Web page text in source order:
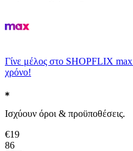
Γίνε μέλος στο SHOPFLIX max
χρόνο!
Ισχύουν όροι & προϋποθέσεις.
€19
86